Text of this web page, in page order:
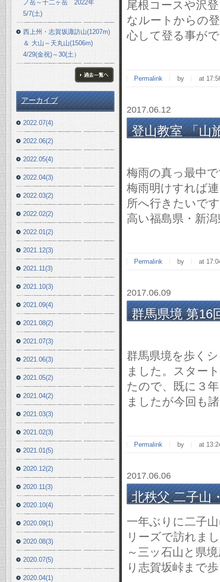
尾根コースや沢
なルートからの
心して登る事が
Permalink by at
2017.06.12
登山教室 「山
梅雨の真っ最中
梅雨明けすれば
所へ行きたいで
高い福島県・新
Permalink by at
2017.06.09
群馬県境 第16
群馬県境を歩く
ました。スター
たので、既に３
ましたが今回も
Permalink by at
2017.06.06
北秩父 二子山
一年ぶりに二子
リーズで訪れま
～三ッ石山と県
り志賀坂峠まで
ノ岳～十二ヶ岳 2022年
5/7(土)
西上州・志賀坂諏訪山(1207m)
＆ 大山～天丸山(1506m)
4/29(金祝)～30(土）
アーカイブ
2022.07(4)
2022.06(2)
2022.05(4)
2022.04(3)
2022.03(2)
2022.02(2)
2022.01(2)
2021.12(3)
2021.11(3)
2021.10(3)
2021.09(4)
2021.08(2)
2021.07(3)
2021.06(3)
2021.05(2)
2021.04(2)
2021.03(3)
2021.02(3)
2021.01(5)
2020.12(2)
2020.11(3)
2020.10(4)
2020.09(1)
2020.08(3)
2020.07(5)
2020.04(1)